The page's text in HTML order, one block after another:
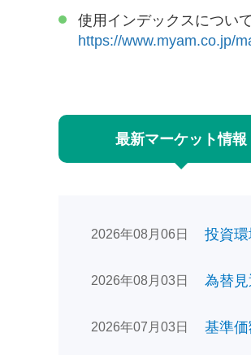
使用インデックスについ
https://www.myam.co.jp/
最新マーケット情報
2026年08月06日 投資
2026年08月03日 為替見
2026年07月03日 基準